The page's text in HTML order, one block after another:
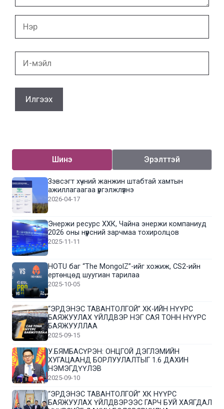
мэйл
Шинэ Эрэлттэй
Зэвсэгт хүчний жанжин штабтай хамтын
ажиллагаагаа үргэлжлүүлнэ
2026-04-17
Энержи ресурс ХХК, Чайна энержи компаниуд
2026 оны нүүрсний зарчмаа тохиролцов
2025-11-11
HOTU баг “The MongolZ”-ийг хожиж, CS2-ийн
ертөнцөд шуугиан тарилаа
2025-10-05
“ЭРДЭНЭС ТАВАНТОЛГОЙ” ХК-ИЙН НҮҮРС
БАЯЖУУЛАХ ҮЙЛДВЭР НЭГ САЯ ТОНН НҮҮРС
БАЯЖУУЛЛАА
2025-09-15
У.БЯМБАСҮРЭН: ОНЦГОЙ ДЭГЛЭМИЙН
ХУГАЦААНД БОРЛУУЛАЛТЫГ 1.6 ДАХИН
НЭМЭГДҮҮЛЭВ
2025-09-10
“ЭРДЭНЭС ТАВАНТОЛГОЙ” ХК НҮҮРС
БАЯЖУУЛАХ ҮЙЛДВЭРЭЭС ГАРЧ БУЙ ХАЯГДАЛ